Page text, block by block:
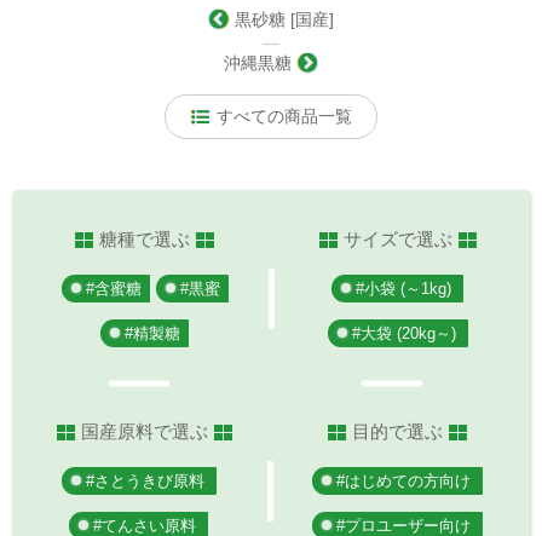
黒砂糖 [国産]
―
沖縄黒糖
すべての商品一覧
糖種で選ぶ
#含蜜糖 #黒蜜
#精製糖
サイズで選ぶ
#小袋 (～1kg)
#大袋 (20kg～)
国産原料で選ぶ
#さとうきび原料
#てんさい原料
目的で選ぶ
#はじめての方向け
#プロユーザー向け